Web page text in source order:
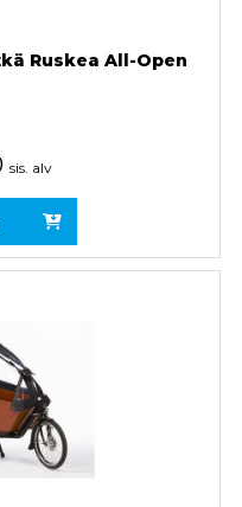
Ruskea All-Open
sis. alv